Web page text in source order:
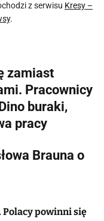
z serwisu Kresy –
.
zamiast
Pracownicy
buraki,
pracy
Brauna o
Polacy powinni się